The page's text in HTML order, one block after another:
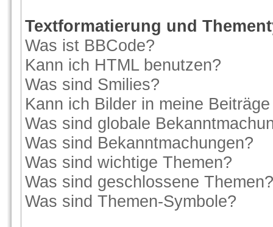
Textformatierung und
Was ist BBCode?
Kann ich HTML benutzen?
Was sind Smilies?
Kann ich Bilder in meine
Was sind globale
Was sind Bekanntmachungen?
Was sind wichtige Themen?
Was sind geschlossene Themen?
Was sind Themen-Symbole?